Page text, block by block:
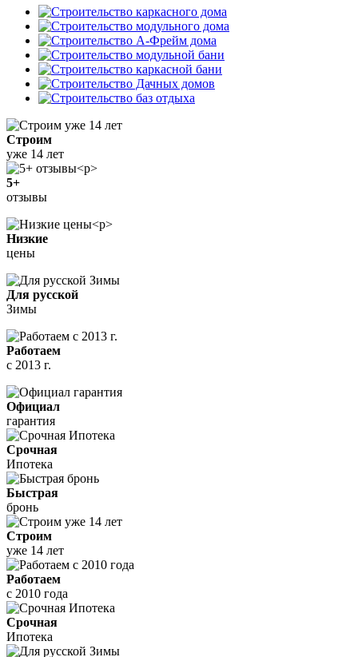
Строим
уже 14 лет
5+
отзывы
Низкие
цены
Для русской
Зимы
Работаем
с 2013 г.
Официал
гарантия
Срочная
Ипотека
Быстрая
бронь
Строим
уже 14 лет
Работаем
с 2010 года
Срочная
Ипотека